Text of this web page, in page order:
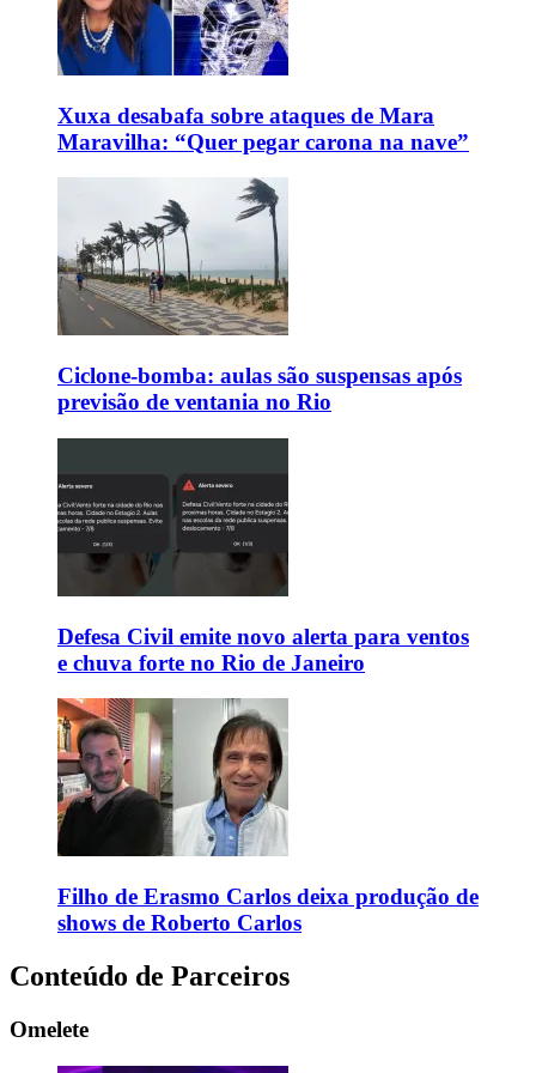
Xuxa desabafa sobre ataques de Mara
Maravilha: “Quer pegar carona na nave”
Ciclone-bomba: aulas são suspensas após
previsão de ventania no Rio
Defesa Civil emite novo alerta para ventos
e chuva forte no Rio de Janeiro
Filho de Erasmo Carlos deixa produção de
shows de Roberto Carlos
Conteúdo de Parceiros
Omelete